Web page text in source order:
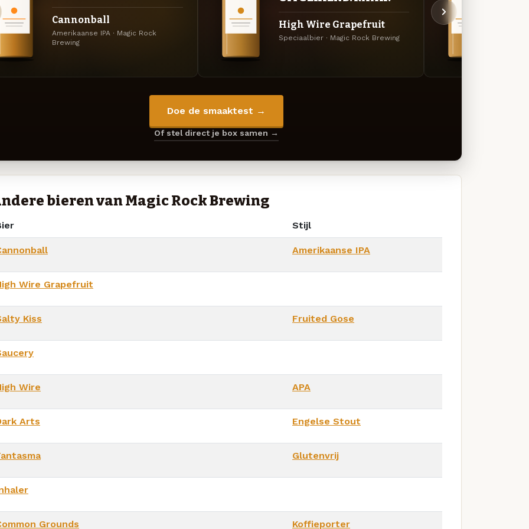
Cannonball
Amerikaanse IPA · Magic Rock
Brewing
High Wire Grapefruit
Speciaalbier · Magic Rock Brewing
Doe de smaaktest →
Of stel direct je box samen →
bieren van Magic Rock Brewing
Stijl
Amerikaanse IPA
Wire Grapefruit
Kiss Fruited Gose
Wire APA
Arts Engelse Stout
Glutenvrij
Grounds Koffieporter